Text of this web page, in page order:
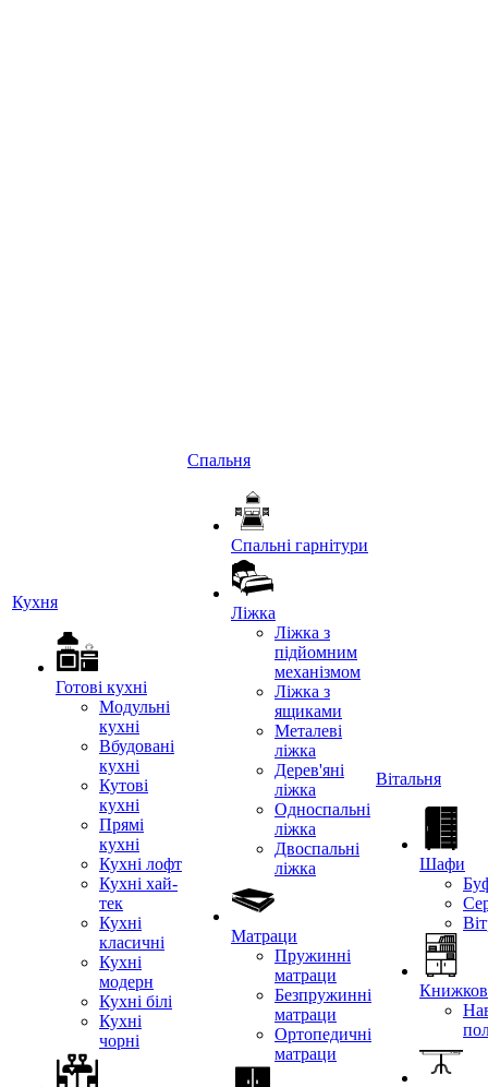
Кухня
Готові кухні
Модульні
кухні
Вбудовані
кухні
Кутові
кухні
Прямі
кухні
Кухні лофт
Кухні хай-
тек
Кухні
класичні
Кухні
модерн
Кухні білі
Кухні
чорні
Спальня
Спальні гарнітури
Ліжка
Ліжка з
підйомним
механізмом
Ліжка з
ящиками
Металеві
ліжка
Дерев'яні
ліжка
Односпальні
ліжка
Двоспальні
ліжка
Матраци
Пружинні
матраци
Безпружинні
матраци
Ортопедичні
матраци
Вітальня
Шафи